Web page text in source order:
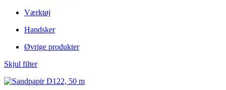
Værktøj
Handsker
Øvrige produkter
Skjul filter